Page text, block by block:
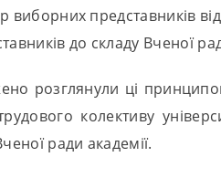
представників
до складу Вченої
розглянули ці
колективу
ради академії.